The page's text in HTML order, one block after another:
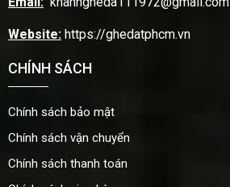
Website: https://ghedatphcm.vn
CHÍNH SÁCH
Chính sách bảo mật
Chính sách vận chuyển
Chính sách thanh toán